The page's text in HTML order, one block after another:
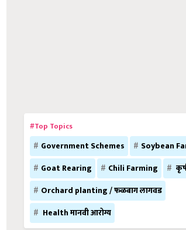
#Top Topics
Government Schemes
Soybean
Goat Rearing
Chili Farming
Orchard planting / फळबाग लागवड
Health मानवी आरोग्य